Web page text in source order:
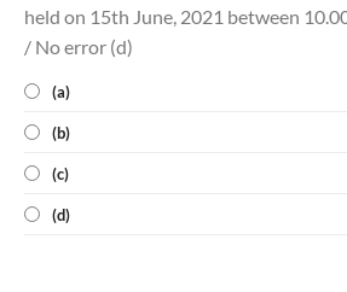
held on 15th June, 2021 between
/ No error (d)
(a)
(b)
(c)
(d)